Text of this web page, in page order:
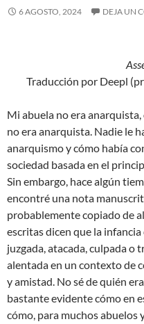
6 AGOSTO, 2024 DEJA UN
Traducción por Deepl
Mi abuela no era
no era anarquista. Nadie le
anarquismo y cómo había
sociedad basada en el
Sin embargo, hace algún
encontré una nota
probablemente copiado de
escritas dicen que la
juzgada, atacada, culpada o
alentada en un contexto de
y amistad. No sé de quién
bastante evidente cómo en
cómo, para muchos abuelos